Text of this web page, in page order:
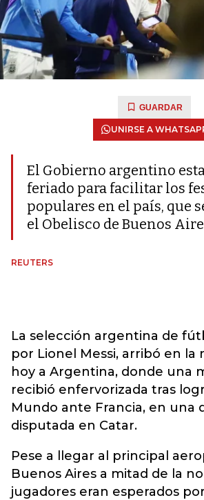
GUARDAR
UNIRSE A
El Gobierno argentino
feriado para facilitar los
populares en el país, que
el Obelisco de Buenos
REUTERS
La selección argentina de
por Lionel Messi, arribó en la
hoy a Argentina, donde una
recibió enfervorizada tras
Mundo ante Francia, en una
disputada en Catar.
Pese a llegar al principal
Buenos Aires a mitad de la
jugadores eran esperados